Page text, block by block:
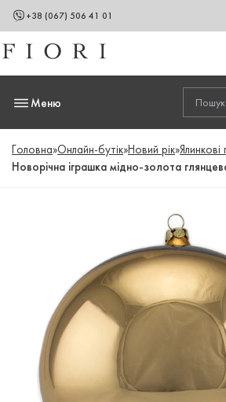
+38 (067) 506 41 01
Меню
Головна»Онлайн-бутік»Новий рік»
Новорічна іграшка мідно-золота